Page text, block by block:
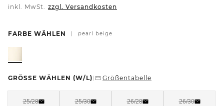
inkl. MwSt. zzgl. Versandkosten
FARBE WÄHLEN pearl beige
GRÖSSE WÄHLEN (W/L) Größentabelle
25/28 25/30 26/28 26/30